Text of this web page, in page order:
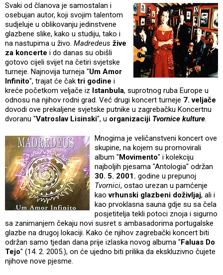
Svaki od članova je samostalan i
osebujan autor, koji svojim talentom
sudjeluje u oblikovanju jedinstvene
glazbene slike, kako u studiju, tako i
na nastupima u živo. Madredeus žive
za koncerte i do danas su obišli
gotovo cijeli svijet na četiri svjetske
turneje. Najnovija turneja "Um Amor
Infinito", trajat će čaktri godine i
kreće početkom veljače iz Istanbula, suprotnog ruba Europe u
odnosu na njihov rodni grad. Već drugi koncert turneje 7. veljače
dovodi ove prekaljene svjetske putnike u zagrebačku Koncertnu
dvoranu "Vatroslav Lisinski", u organizaciji Tvornice kulture.
Mnogima je veličanstveni koncert ove
skupine, na kojem su promovirali
album "Movimento" i kolekciju
najboljih pjesama "Antologia" održan
30. 5. 2001. godine u prepunoj
Tvornici, ostao urezan u pamćenje
kaovrhunski glazbeni doživljaj, ali i
kao prvoklasna sauna gdje su sa čela
posjetitelja tekli potoci znoja i sigurno
sa zanimanjem čekaju novi susret s ambasadorima portugalske
glazbe na drugoj lokaciji. Kako će njihov zagrebački koncert biti
održan samo tjedan dana prije izlaska novog albuma "Faluas Do
Tejo" (14. 2. 2005.), on će ujedno biti prilika da ekskluzivno čujete
njihove nove pjesme.